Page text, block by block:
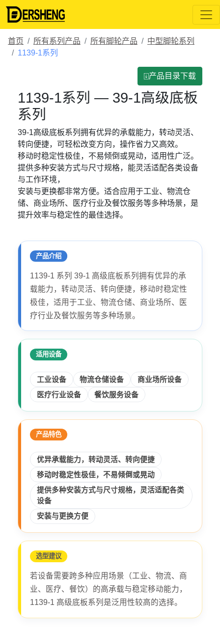
首页 所有系列产品 所有脚轮产品
中型脚轮系列
1139-1系列
⍗产品目录下载
1139-1系列 — 39-1高级底板
系列
39-1高级底板系列拥有优异的承载能力，转动灵活、
转向便捷，可轻松改变方向，操作省力又高效。
移动时稳定性极佳，不易倾倒或晃动，适用性广泛。
提供多种安装方式与尺寸规格，能灵活适配各类设备
与工作环境，
安装与更换都非常方便。适合应用于工业、物流仓
储、商业场所、医疗行业及餐饮服务等多种场景，是
提升效率与稳定性的最佳选择。
产品介绍
1139-1 系列 39-1 高级底板系列拥有优异的承
载能力，转动灵活、转向便捷，移动时稳定性
极佳，适用于工业、物流仓储、商业场所、医
疗行业及餐饮服务等多种场景。
适用设备
工业设备 物流仓储设备
商业场所设备
医疗行业设备
餐饮服务设备
产品特色
优异承载能力，转动灵活、转向便捷
移动时稳定性极佳，不易倾倒或晃动
提供多种安装方式与尺寸规格，灵活适配各类
设备
安装与更换方便
选型建议
若设备需要跨多种应用场景（工业、物流、商
业、医疗、餐饮）的高承载与稳定移动能力，
1139-1 高级底板系列是泛用性较高的选择。